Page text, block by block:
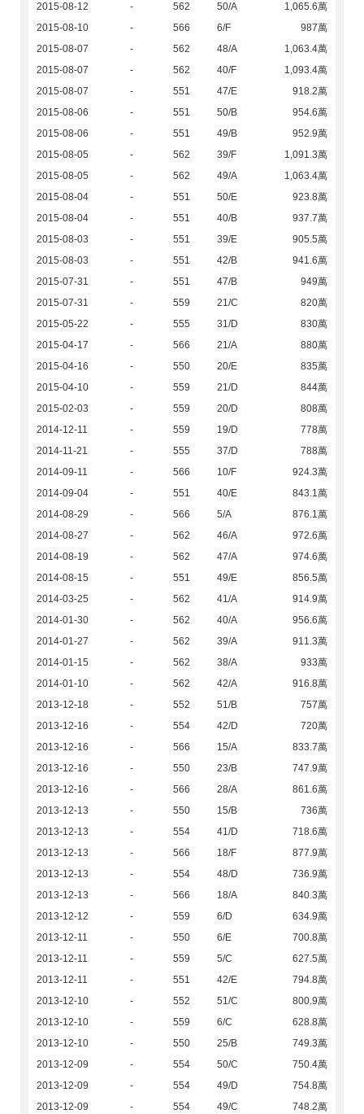
2015-08-12 - 562 50/A
1,065.6萬
2015-08-10
- 566 6/F
987萬
2015-08-07
- 562 48/A
1,063.4萬
2015-08-07
- 562 40/F
1,093.4萬
2015-08-07
- 551 47/E
918.2萬
2015-08-06
- 551 50/B
954.6萬
2015-08-06
- 551 49/B
952.9萬
2015-08-05
- 562 39/F
1,091.3萬
2015-08-05
- 562 49/A
1,063.4萬
2015-08-04
- 551 50/E
923.8萬
2015-08-04
- 551 40/B
937.7萬
2015-08-03
- 551 39/E
905.5萬
2015-08-03
- 551 42/B
941.6萬
2015-07-31
- 551 47/B
949萬
2015-07-31
- 559 21/C
820萬
2015-05-22
- 555 31/D
830萬
2015-04-17
- 566 21/A
880萬
2015-04-16
- 550 20/E
835萬
2015-04-10
- 559 21/D
844萬
2015-02-03
- 559 20/D
808萬
2014-12-11
- 559 19/D
778萬
2014-11-21
- 555 37/D
788萬
2014-09-11
- 566 10/F
924.3萬
2014-09-04
- 551 40/E
843.1萬
2014-08-29
- 566 5/A
876.1萬
2014-08-27
- 562 46/A
972.6萬
2014-08-19
- 562 47/A
974.6萬
2014-08-15
- 551 49/E
856.5萬
2014-03-25
- 562 41/A
914.9萬
2014-01-30
- 562 40/A
956.6萬
2014-01-27
- 562 39/A
911.3萬
2014-01-15
- 562 38/A
933萬
2014-01-10
- 562 42/A
916.8萬
2013-12-18
- 552 51/B
757萬
2013-12-16
- 554 42/D
720萬
2013-12-16
- 566 15/A
833.7萬
2013-12-16
- 550 23/B
747.9萬
2013-12-16
- 566 28/A
861.6萬
2013-12-13
- 550 15/B
736萬
2013-12-13
- 554 41/D
718.6萬
2013-12-13
- 566 18/F
877.9萬
2013-12-13
- 554 48/D
736.9萬
2013-12-13
- 566 18/A
840.3萬
2013-12-12
- 559 6/D
634.9萬
2013-12-11
- 550 6/E
700.8萬
2013-12-11
- 559 5/C
627.5萬
2013-12-11
- 551 42/E
794.8萬
2013-12-10
- 552 51/C
800.9萬
2013-12-10
- 559 6/C
628.8萬
2013-12-10
- 550 25/B
749.3萬
2013-12-09
- 554 50/C
750.4萬
2013-12-09
- 554 49/D
754.8萬
2013-12-09
- 554 49/C
748.2萬